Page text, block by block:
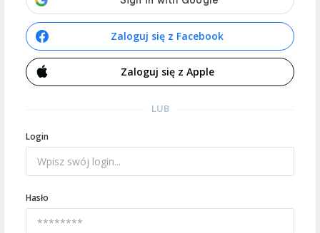
Zaloguj się z Facebook
Zaloguj się z Apple
LUB
Login
Hasło